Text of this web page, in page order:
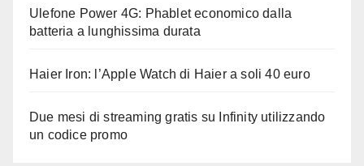
Ulefone Power 4G: Phablet economico dalla
batteria a lunghissima durata
Haier Iron: l’Apple Watch di Haier a soli 40 euro
Due mesi di streaming gratis su Infinity utilizzando
un codice promo